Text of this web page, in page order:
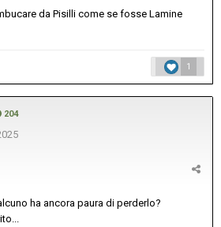
da Pisilli come se fosse Lamine
1
204
ha ancora paura di perderlo?